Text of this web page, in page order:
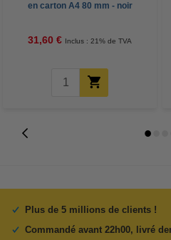
en carton A4 80 mm - noir
31,60 € Inclus : 21% de TVA
Plus de 5 millions de clients !
Commandé avant 22h00, livré